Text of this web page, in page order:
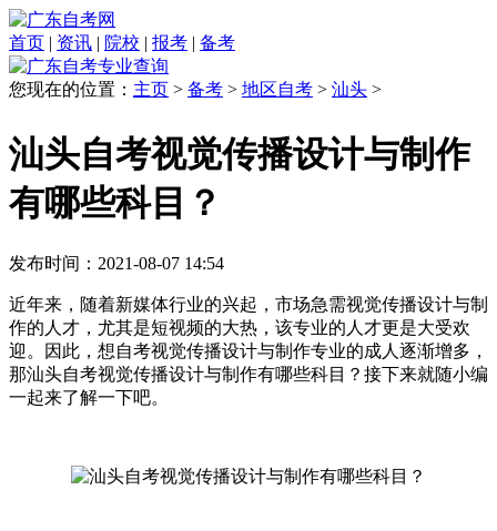
首页 | 资讯 | 院校 | 报考 | 备考
您现在的位置： 主页 > 备考 > 地区自考 > 汕头 >
汕头自考视觉传播设计与制作
有哪些科目？
发布时间：2021-08-07 14:54
近年来，随着新媒体行业的兴起，市场急需视觉传播设计与制
作的人才，尤其是短视频的大热，该专业的人才更是大受欢
迎。因此，想自考视觉传播设计与制作专业的成人逐渐增多，
那汕头自考视觉传播设计与制作有哪些科目？接下来就随小编
一起来了解一下吧。